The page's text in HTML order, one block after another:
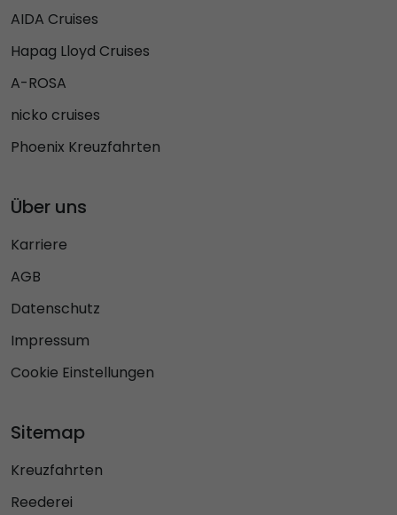
AIDA Cruises
Hapag Lloyd Cruises
A-ROSA
nicko cruises
Phoenix Kreuzfahrten
Über uns
Karriere
AGB
Datenschutz
Impressum
Cookie Einstellungen
Sitemap
Kreuzfahrten
Reederei